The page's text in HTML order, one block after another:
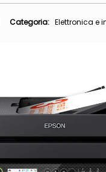
meme
italia
astuccio oxford
lucidatrice
airpods
pattumiera
Categoria: Elettronica e